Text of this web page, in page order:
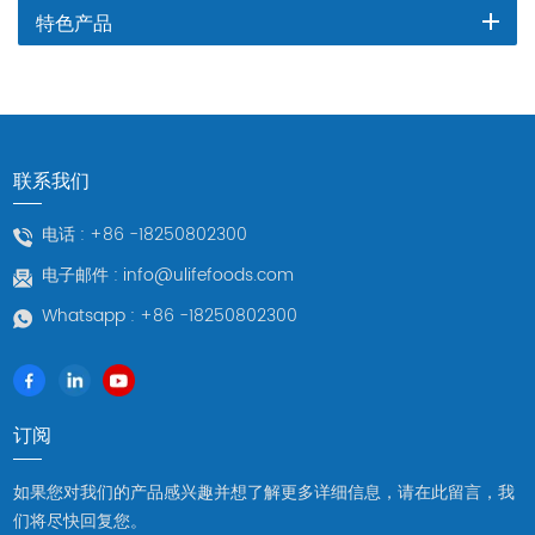
特色产品
联系我们
电话 : +86 -18250802300
电子邮件 : info@ulifefoods.com
Whatsapp : +86 -18250802300
订阅
如果您对我们的产品感兴趣并想了解更多详细信息，请在此留言，我
们将尽快回复您。